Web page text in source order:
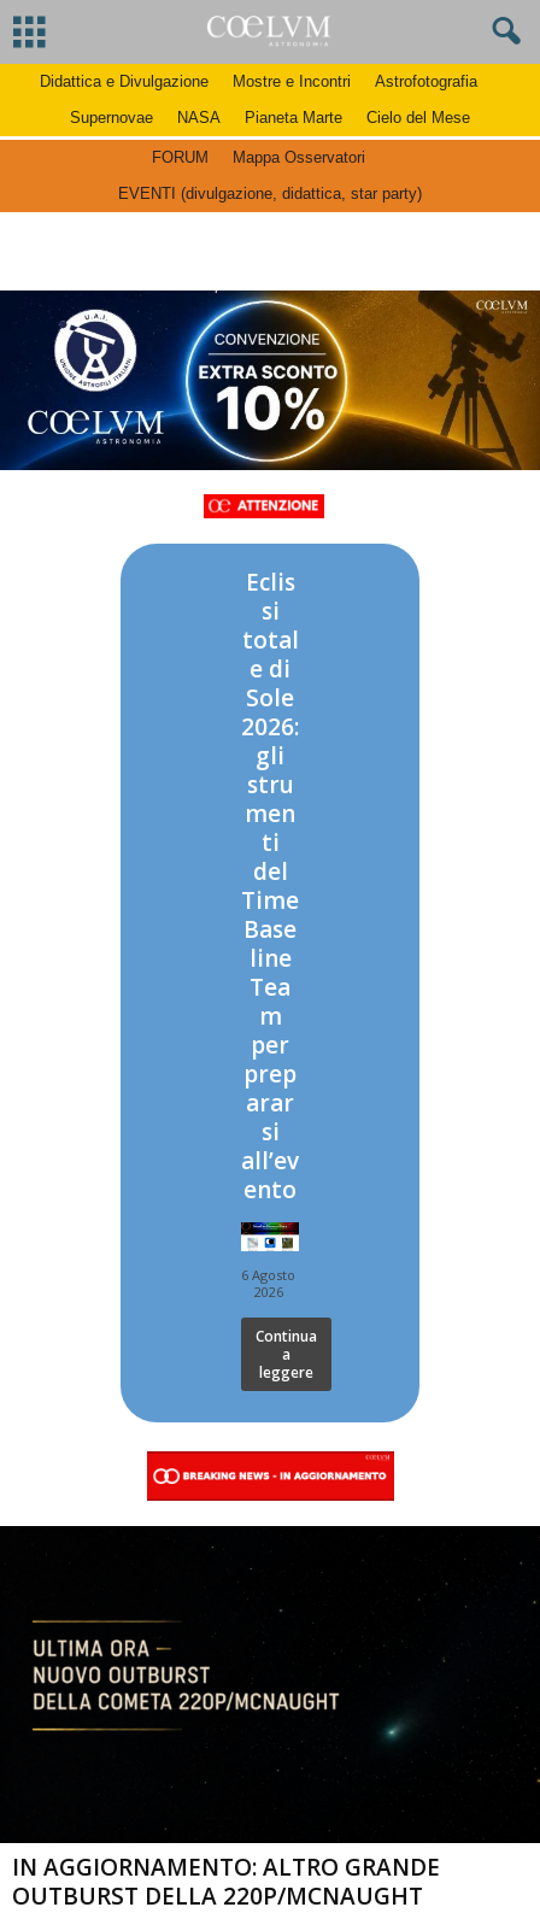
Didattica e Divulgazione Mostre e Incontri
Astrofotografia
Supernovae
NASA Pianeta Marte Cielo del Mese
FORUM
Mappa Osservatori
EVENTI (divulgazione, didattica, star party)
Eclis
si
total
e di
Sole
2026:
gli
stru
men
ti
del
Time
Base
line
Tea
m
per
prep
arar
si
all’ev
ento
6 Agosto
2026
Continua
a
leggere
IN AGGIORNAMENTO: ALTRO GRANDE
OUTBURST DELLA 220P/MCNAUGHT